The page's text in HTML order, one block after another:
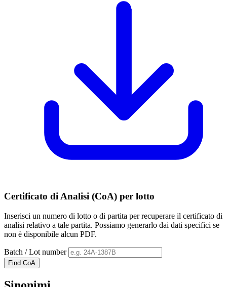
Certificato di Analisi (CoA) per lotto
Inserisci un numero di lotto o di partita per recuperare il certificato di
analisi relativo a tale partita. Possiamo generarlo dai dati specifici se
non è disponibile alcun PDF.
Batch / Lot number
Find CoA